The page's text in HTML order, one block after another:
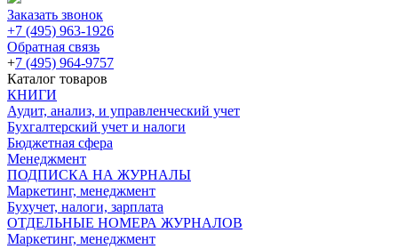
Заказать звонок
+7 (495) 963-1926
Обратная связь
+7 (495) 964-9757
Каталог товаров
КНИГИ
Аудит, анализ, и управленческий учет
Бухгалтерский учет и налоги
Бюджетная сфера
Менеджмент
ПОДПИСКА НА ЖУРНАЛЫ
Маркетинг, менеджмент
Бухучет, налоги, зарплата
ОТДЕЛЬНЫЕ НОМЕРА ЖУРНАЛОВ
Маркетинг, менеджмент